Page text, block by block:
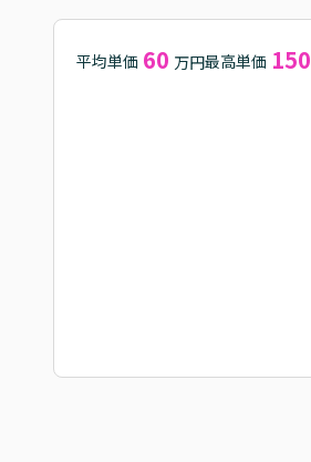
平均単価 60 万円最高単価 150